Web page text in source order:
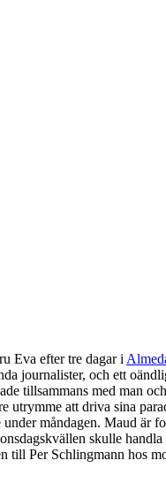
Eva efter tre dagar i
journalister, och ett
tillsammans med man
utrymme att driva sina
måndagen. Maud är
skulle
till Per Schlingmann hos